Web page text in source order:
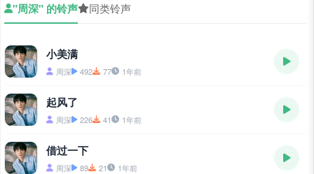
"周深" 的铃声 同类铃声
小美满
周深 492 77 1年前
起风了
周深 226 41 1年前
借过一下
周深 89 21 1年前